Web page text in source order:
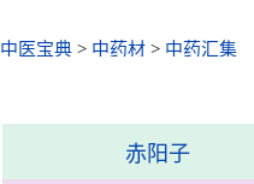
中医宝典 > 中药材 > 中药汇集
赤阳子